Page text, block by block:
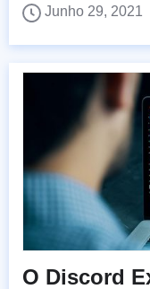
Junho 29, 2021
O Discord